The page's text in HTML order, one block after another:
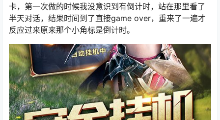
卡，第一次做的时候我没意识到有倒计时，站在那里看了
半天对话，结果时间到了直接game over，重来了一遍才
反应过来原来那个小角标是倒计时。